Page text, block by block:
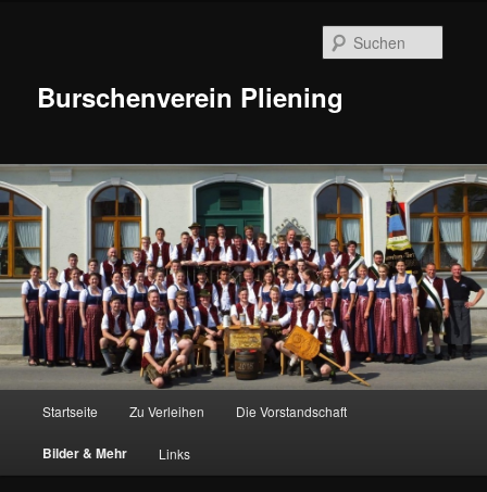
Burschenverein Pliening
Zum
Inhalt
Startseite Zu Verleihen Die Vorstandschaft
Bilder & Mehr Links